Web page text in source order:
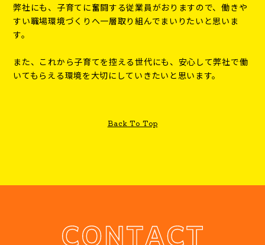
弊社にも、子育てに奮闘する従業員がおりますので、働きや
すい職場環境づくりへ一層取り組んでまいりたいと思いま
す。
また、これから子育てを控える世代にも、安心して弊社で働
いてもらえる環境を大切にしていきたいと思います。
Back To Top